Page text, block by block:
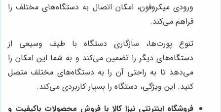
ورودی میکروفون، امکان اتصال به دستگاه‌های مختلف را
فراهم می‌کند.
تنوع پورت‌ها، سازگاری دستگاه با طیف وسیعی از
دستگاه‌های دیگر را تضمین می‌کند و به شما این امکان را
می‌دهد تا به راحتی آن را به دستگاه‌های مختلف متصل
کنید. این ویژگی، دستگاه را بسیار کاربردی می‌کند.
فروشگاه اینترنتی نیزا کالابا فروش محصولات باکیفیت و